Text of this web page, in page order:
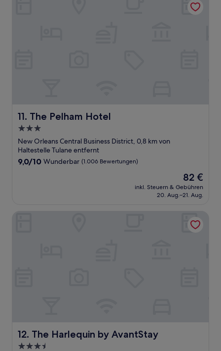
11. The Pelham Hotel
The Pelham Hotel
3.0-
Sterne-
Unterkunft
New Orleans Central Business District, 0,8 km von
Haltestelle Tulane entfernt
9.0
9,0/10 Wunderbar (1.006 Bewertungen)
Der
Preis
beträgt
82 €
inkl. Steuern & Gebühren
20. Aug.–21. Aug.
12. The Harlequin by AvantStay
The Harlequin by AvantStay
3.5-